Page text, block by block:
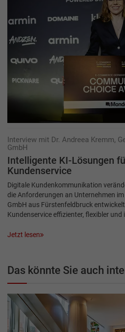
Interview mit Dr. Andreea Kremm,
GmbH
Intelligente KI-Lösungen
Kundenservice
Digitale Kundenkommunikation
die Anforderungen an Unternehmen
GmbH aus Fürstenfeldbruck
Kundenservice effizienter, flexibler
Jetzt lesen
Das könnte Sie auch